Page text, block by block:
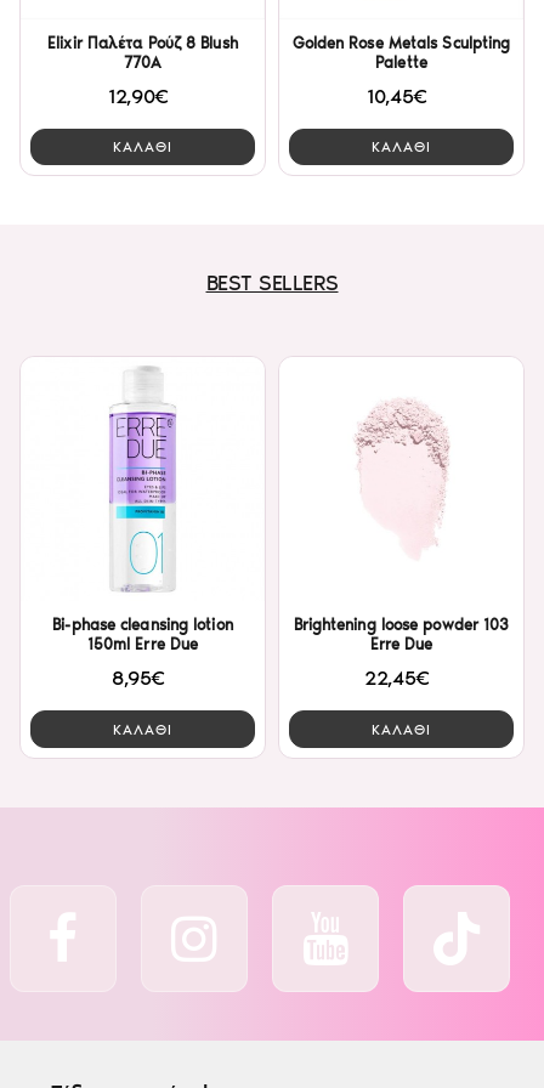
Elixir Παλέτα Ρούζ 8 Blush
770A
12,90€
ΚΑΛΑΘΙ
Golden Rose Metals Sculpting
Palette
10,45€
ΚΑΛΑΘΙ
BEST SELLERS
Bi-phase cleansing lotion
150ml Erre Due
8,95€
ΚΑΛΑΘΙ
Brightening loose powder 103
Erre Due
22,45€
ΚΑΛΑΘΙ